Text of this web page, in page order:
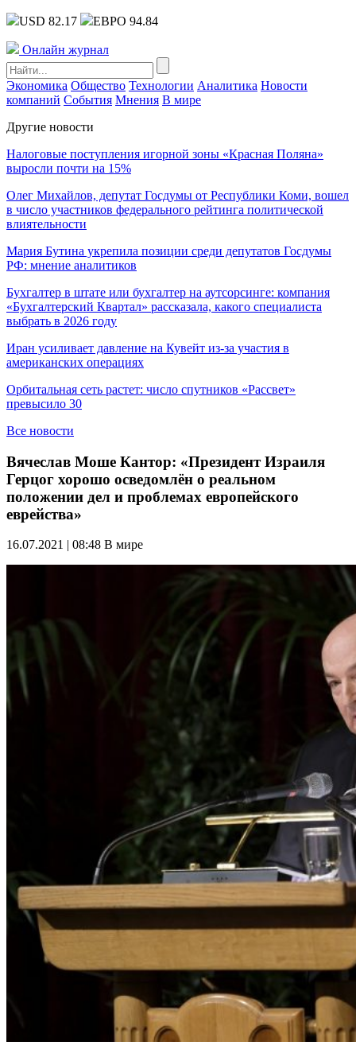
USD 82.17 ЕВРО 94.84
Онлайн журнал
Экономика Общество Технологии Аналитика Новости
компаний События Мнения В мире
Другие новости
Налоговые поступления игорной зоны «Красная Поляна»
выросли почти на 15%
Олег Михайлов, депутат Госдумы от Республики Коми, вошел
в число участников федерального рейтинга политической
влиятельности
Мария Бутина укрепила позиции среди депутатов Госдумы
РФ: мнение аналитиков
Бухгалтер в штате или бухгалтер на аутсорсинге: компания
«Бухгалтерский Квартал» рассказала, какого специалиста
выбрать в 2026 году
Иран усиливает давление на Кувейт из-за участия в
американских операциях
Орбитальная сеть растет: число спутников «Рассвет»
превысило 30
Все новости
Вячеслав Моше Кантор: «Президент Израиля
Герцог хорошо осведомлён о реальном
положении дел и проблемах европейского
еврейства»
16.07.2021 | 08:48 В мире